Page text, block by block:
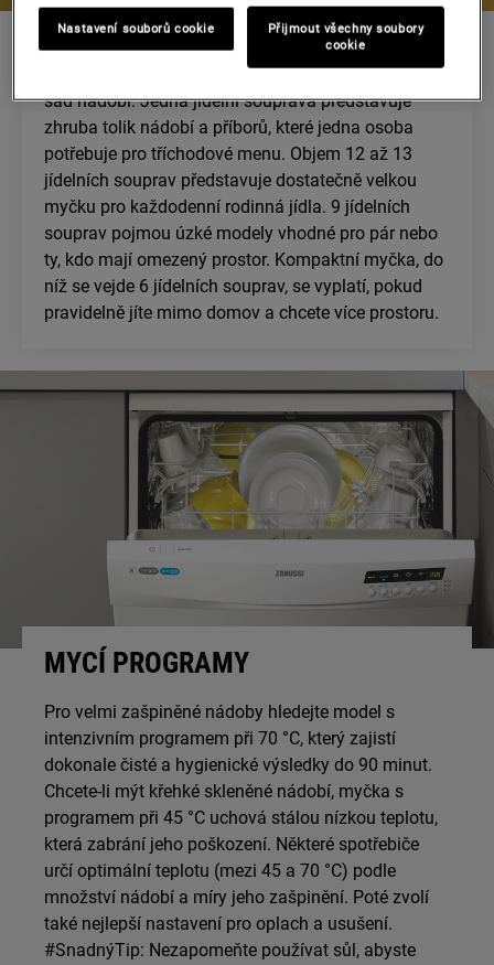
KAPACITA
Objem myčky nádobí se nejčastěji udává v počtu
sad nádobí. Jedna jídelní souprava představuje
zhruba tolik nádobí a příborů, které jedna osoba
potřebuje pro tříchodové menu. Objem 12 až 13
jídelních souprav představuje dostatečně velkou
myčku pro každodenní rodinná jídla. 9 jídelních
souprav pojmou úzké modely vhodné pro pár nebo
ty, kdo mají omezený prostor. Kompaktní myčka, do
níž se vejde 6 jídelních souprav, se vyplatí, pokud
pravidelně jíte mimo domov a chcete více prostoru.
MYCÍ PROGRAMY
Pro velmi zašpiněné nádoby hledejte model s
intenzivním programem při 70 °C, který zajistí
dokonale čisté a hygienické výsledky do 90 minut.
Chcete-li mýt křehké skleněné nádobí, myčka s
programem při 45 °C uchová stálou nízkou teplotu,
která zabrání jeho poškození. Některé spotřebiče
určí optimální teplotu (mezi 45 a 70 °C) podle
množství nádobí a míry jeho zašpinění. Poté zvolí
také nejlepší nastavení pro oplach a usušení.
#SnadnýTip: Nezapomeňte používat sůl, abyste
Nastavení souborů cookie
Přijmout všechny soubory
cookie